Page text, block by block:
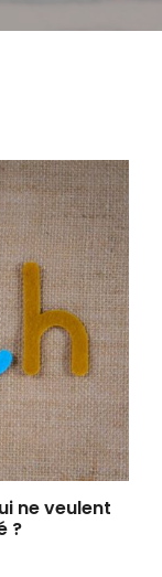
ne veulent
?